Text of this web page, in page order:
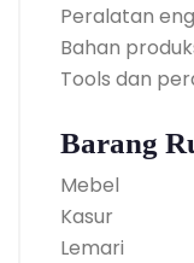
Peralatan
Bahan
Tools dan
Barang
Mebel
Kasur
Lemari